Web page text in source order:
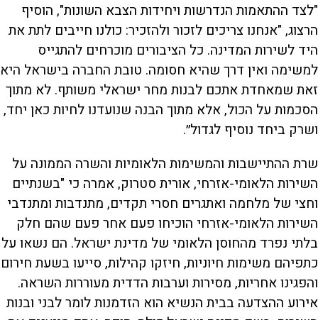
"לצד ההתאמות הנדרשות ויחידות הצבא השונות", הוסיף
הרצוג, "אנחנו צריכים לזכור ולהזכיר: כולנו חייבים לתת את
היד לשירות המדינה. כל הציבורים מוכרחים להתגייס
למשימה ואין דרך שהיא חסומה. טובת החברה בישראל היא
זאת שמאחדת אתכם לבנות מחר ישראלי משותף. לא מתוך
הסכמות על הכול, אלא מתוך הבנה שנועדנו לחיות כאן יחד,
ושרק ביחד נוסיף לגדול״.
שרת ההתיישבות והמשימות הלאומיות והשרה הממונה על
השירות הלאומי-אזרחי, אורית סטרוק, אמרה כי "בשנתיים
וחצי של מלחמה ואתגרים חסרי תקדים, מתנדבות ומתנדבי
השירות הלאומי-אזרחי הוכיחו פעם אחר פעם שהם חלק
בלתי נפרד מהחוסן הלאומי של מדינת ישראל. הם נשאו על
כתפיהם משימות חיוניות, חיזקו קהילות, סייעו בשעת חירום
והפגינו אחריות, מסירות וערבות הדדית מעוררות השראה.
אירוע ההצדעה בבית הנשיא הוא הזדמנות לומר לבני ובנות